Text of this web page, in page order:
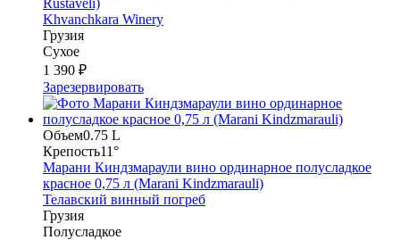
Khvanchkara Winery
Грузия
Сухое
1 390 ₽
Зарезервировать
Объем0.75 L
Крепость11°
Марани Киндзмараули вино ординарное полусладкое
красное 0,75 л (Marani Kindzmarauli)
Телавский винный погреб
Грузия
Полусладкое